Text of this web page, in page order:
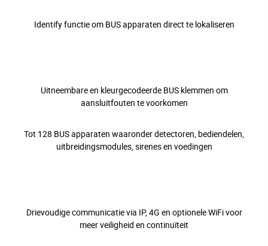
Identify functie om BUS apparaten direct te lokaliseren
Uitneembare en kleurgecodeerde BUS klemmen om
aansluitfouten te voorkomen
Tot 128 BUS apparaten waaronder detectoren, bediendelen,
uitbreidingsmodules, sirenes en voedingen
Drievoudige communicatie via IP, 4G en optionele WiFi voor
meer veiligheid en continuïteit